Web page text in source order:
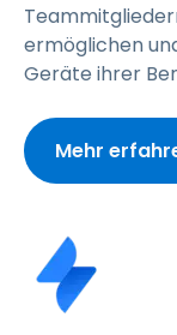
ermöglichen
Geräte ihrer
Mehr